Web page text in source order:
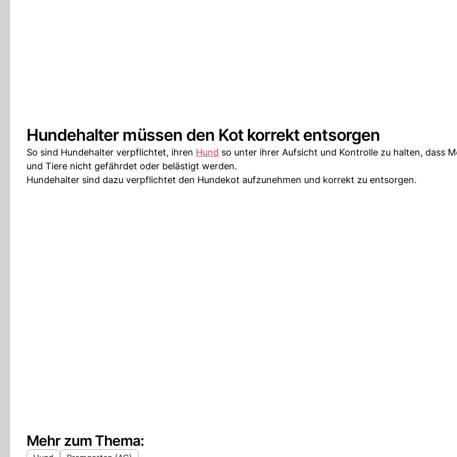
Hundehalter müssen den Kot korrekt entsorgen
So sind Hundehalter verpflichtet, ihren Hund so unter ihrer Aufsicht und Kontrolle zu halten, dass
und Tiere nicht gefährdet oder belästigt werden.
Hundehalter sind dazu verpflichtet den Hundekot aufzunehmen und korrekt zu entsorgen.
Mehr zum Thema: